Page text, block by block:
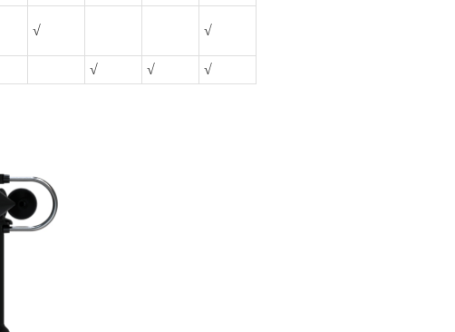
√ √
√ √ √